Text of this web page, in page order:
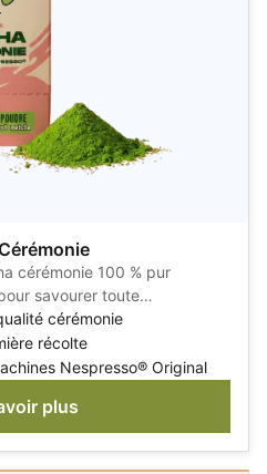
cérémonie 100 % pur
savourer toute
en seulement quelques
cérémonie
récolte
Nespresso® Original
plus